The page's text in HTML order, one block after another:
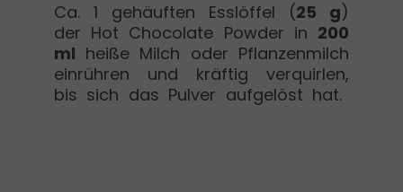
Ca. 1 gehäuften Esslöffel (25 g)
der Hot Chocolate Powder in 200
ml heiße Milch oder Pflanzenmilch
einrühren und kräftig verquirlen,
bis sich das Pulver aufgelöst hat.